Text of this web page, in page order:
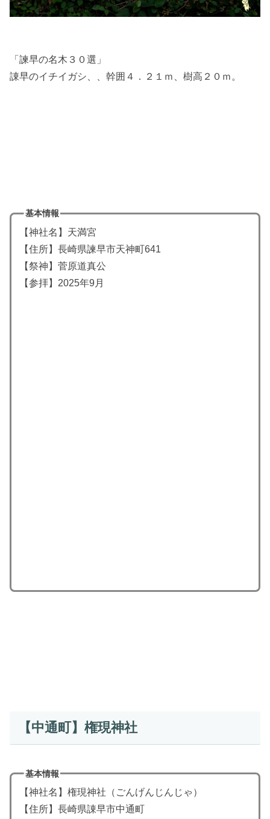
「諫早の名木３０選」
諌早のイチイガシ、、幹囲４．２１ｍ、樹高２０ｍ。
基本情報
【神社名】天満宮
【住所】長崎県諫早市天神町641
【祭神】菅原道真公
【参拝】2025年9月
【中通町】権現神社
基本情報
【神社名】権現神社（ごんげんじんじゃ）
【住所】長崎県諌早市中通町